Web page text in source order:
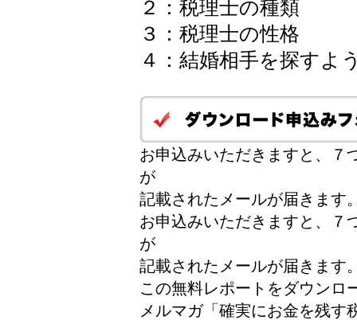
２：税理士の種類
３：税理士の性格
４：結婚相手を探すよ
お申込みいただきますと、７
が
記載されたメールが届きます
お申込みいただきますと、７
が
記載されたメールが届きます
この無料レポートをダウンロ
メルマガ「確実にお金を残す